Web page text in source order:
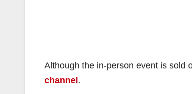
Although the in-person event is sold
channel.